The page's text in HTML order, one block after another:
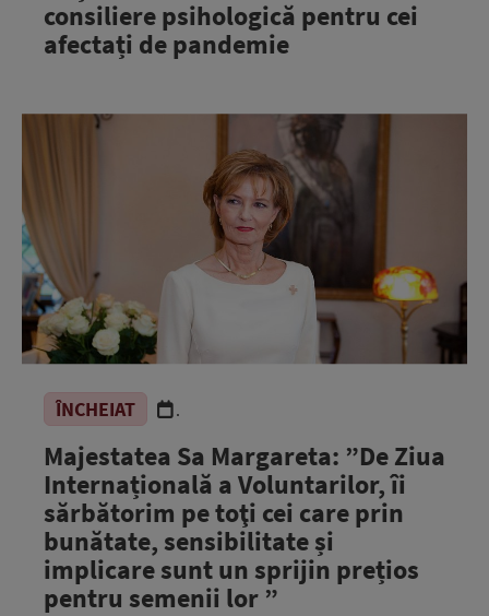
consiliere psihologică pentru cei
afectați de pandemie
ÎNCHEIAT .
Majestatea Sa Margareta: ”De Ziua
Internațională a Voluntarilor, îi
sărbătorim pe toţi cei care prin
bunătate, sensibilitate și
implicare sunt un sprijin prețios
pentru semenii lor ”